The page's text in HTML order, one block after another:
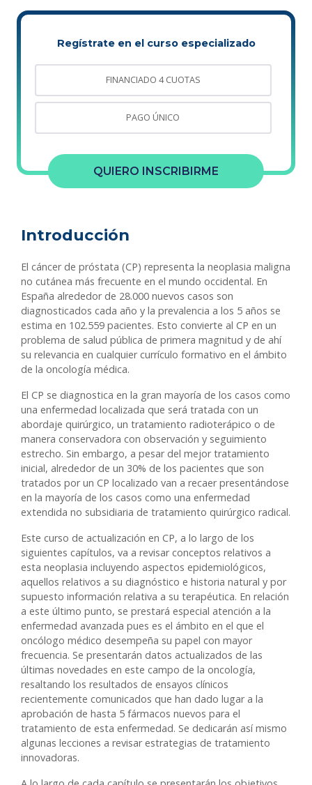
Regístrate en el curso especializado
FINANCIADO 4 CUOTAS
PAGO ÚNICO
QUIERO INSCRIBIRME
Introducción
El cáncer de próstata (CP) representa la neoplasia maligna
no cutánea más frecuente en el mundo occidental. En
España alrededor de 28.000 nuevos casos son
diagnosticados cada año y la prevalencia a los 5 años se
estima en 102.559 pacientes. Esto convierte al CP en un
problema de salud pública de primera magnitud y de ahí
su relevancia en cualquier currículo formativo en el ámbito
de la oncología médica.
El CP se diagnostica en la gran mayoría de los casos como
una enfermedad localizada que será tratada con un
abordaje quirúrgico, un tratamiento radioterápico o de
manera conservadora con observación y seguimiento
estrecho. Sin embargo, a pesar del mejor tratamiento
inicial, alrededor de un 30% de los pacientes que son
tratados por un CP localizado van a recaer presentándose
en la mayoría de los casos como una enfermedad
extendida no subsidiaria de tratamiento quirúrgico radical.
Este curso de actualización en CP, a lo largo de los
siguientes capítulos, va a revisar conceptos relativos a
esta neoplasia incluyendo aspectos epidemiológicos,
aquellos relativos a su diagnóstico e historia natural y por
supuesto información relativa a su terapéutica. En relación
a este último punto, se prestará especial atención a la
enfermedad avanzada pues es el ámbito en el que el
oncólogo médico desempeña su papel con mayor
frecuencia. Se presentarán datos actualizados de las
últimas novedades en este campo de la oncología,
resaltando los resultados de ensayos clínicos
recientemente comunicados que han dado lugar a la
aprobación de hasta 5 fármacos nuevos para el
tratamiento de esta enfermedad. Se dedicarán así mismo
algunas lecciones a revisar estrategias de tratamiento
innovadoras.